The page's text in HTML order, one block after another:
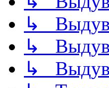
↳ Выдув
↳ Выдув
↳